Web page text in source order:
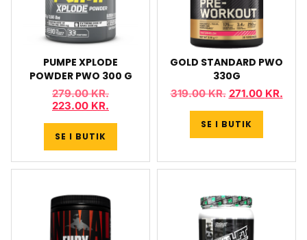
PUMPE XPLODE
POWDER PWO 300 G
279.00KR.
223.00 KR.
SE I BUTIK
GOLD STANDARD PWO
330G
319.00KR. 271.00 KR.
SE I BUTIK